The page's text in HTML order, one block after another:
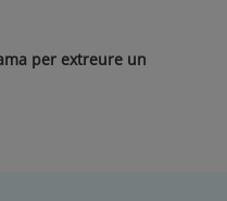
per extreure un